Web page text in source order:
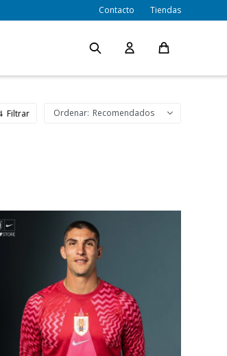
Contacto Tiendas
Recomendados